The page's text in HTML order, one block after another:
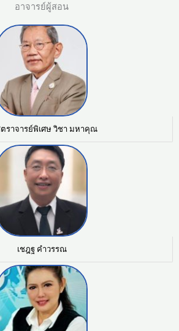
อาจารย์ผู้สอน
ราจารย์พิเศษ วิชา มหาคุณ
เชฎฐ คำวรรณ